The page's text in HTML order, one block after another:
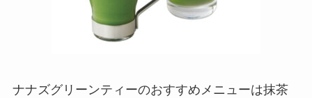
ナナズグリーンティーのおすすめメニューは抹茶